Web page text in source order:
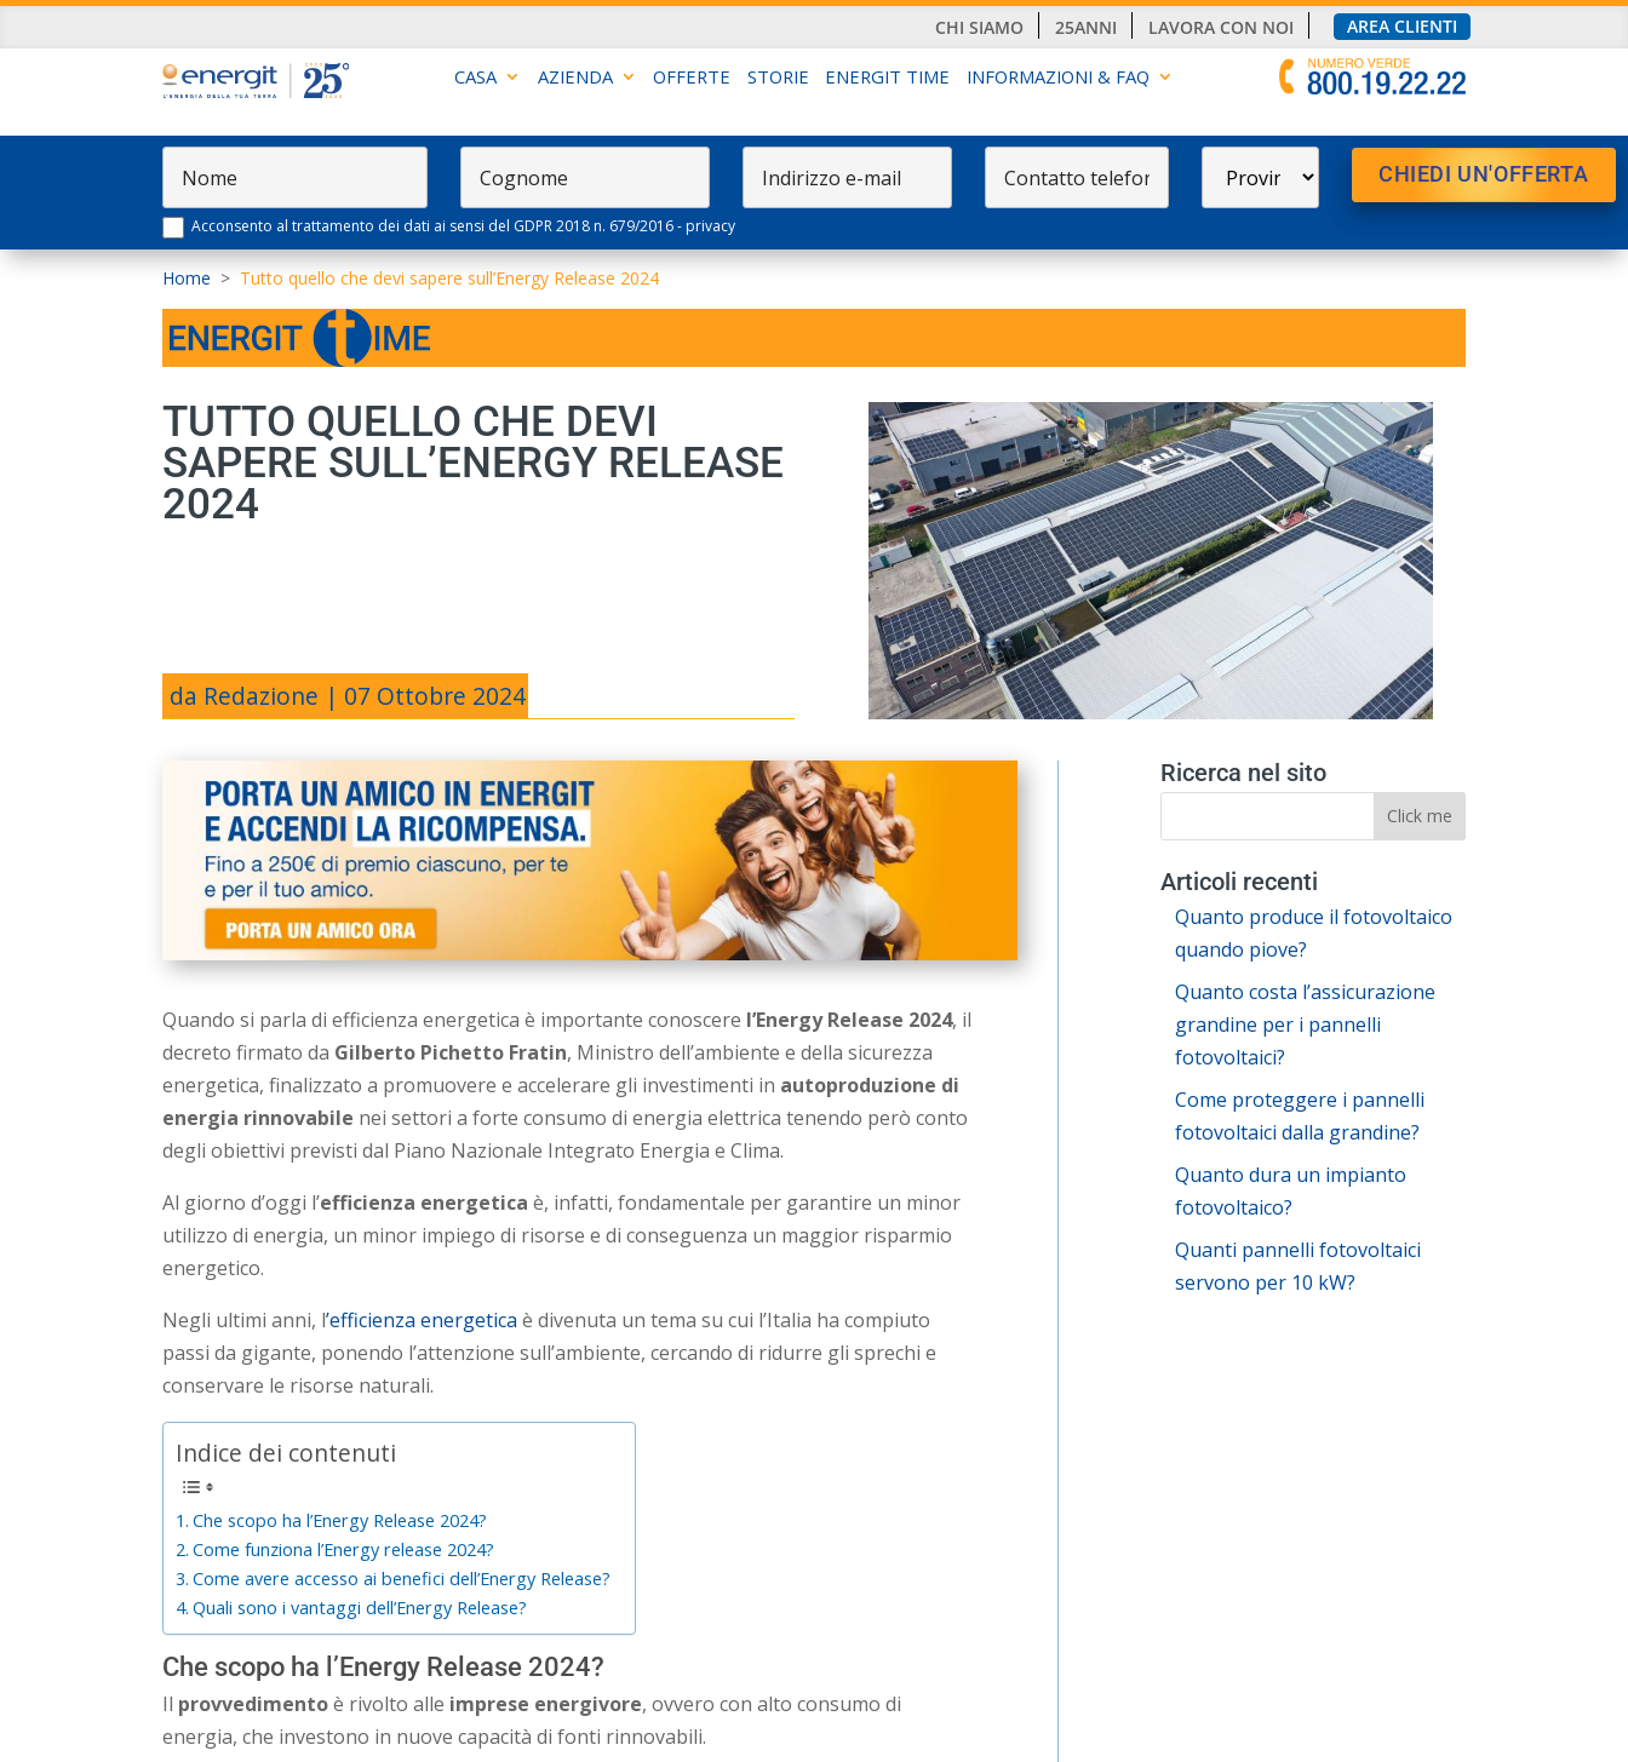
CHI SIAMO 25ANNI LAVORA CON NOI AREA CLIENTI
CASA AZIENDA OFFERTE STORIE ENERGIT TIME INFORMAZIONI & FAQ
Acconsento al trattamento dei dati ai sensi del GDPR 2018 n. 679/2016 -privacy
Home > Tutto quello che devi sapere sull’Energy Release 2024
TUTTO QUELLO CHE DEVI
SAPERE SULL’ENERGY RELEASE
2024
da Redazione | 07 Ottobre 2024
Quando si parla di efficienza energetica è importante conoscere l’Energy Release 2024, il
decreto firmato da Gilberto Pichetto Fratin, Ministro dell’ambiente e della sicurezza
energetica, finalizzato a promuovere e accelerare gli investimenti in autoproduzione di
energia rinnovabile nei settori a forte consumo di energia elettrica tenendo però conto
degli obiettivi previsti dal Piano Nazionale Integrato Energia e Clima.
Al giorno d’oggi l’efficienza energetica è, infatti, fondamentale per garantire un minor
utilizzo di energia, un minor impiego di risorse e di conseguenza un maggior risparmio
energetico.
Negli ultimi anni, l’efficienza energetica è divenuta un tema su cui l’Italia ha compiuto
passi da gigante, ponendo l’attenzione sull’ambiente, cercando di ridurre gli sprechi e
conservare le risorse naturali.
Indice dei contenuti
Che scopo ha l’Energy Release 2024?
Come funziona l’Energy release 2024?
Come avere accesso ai benefici dell’Energy Release?
Quali sono i vantaggi dell’Energy Release?
Che scopo ha l’Energy Release 2024?
Il provvedimentoè rivolto alle imprese energivore, ovvero con alto consumo di
energia, che investono in nuove capacità di fonti rinnovabili.
Ricerca nel sito
Articoli recenti
Quanto produce il fotovoltaico
quando piove?
Quanto costa l’assicurazione
grandine per i pannelli
fotovoltaici?
Come proteggere i pannelli
fotovoltaici dalla grandine?
Quanto dura un impianto
fotovoltaico?
Quanti pannelli fotovoltaici
servono per 10 kW?